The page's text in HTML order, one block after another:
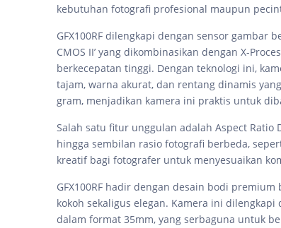
kebutuhan fotografi profesional maupun
GFX100RF dilengkapi dengan sensor gambar
CMOS II’ yang dikombinasikan dengan X-
berkecepatan tinggi. Dengan teknologi ini,
tajam, warna akurat, dan rentang dinamis
gram, menjadikan kamera ini praktis untuk
Salah satu fitur unggulan adalah Aspect
hingga sembilan rasio fotografi berbeda,
kreatif bagi fotografer untuk menyesuaikan
GFX100RF hadir dengan desain bodi
kokoh sekaligus elegan. Kamera ini
dalam format 35mm, yang serbaguna untuk